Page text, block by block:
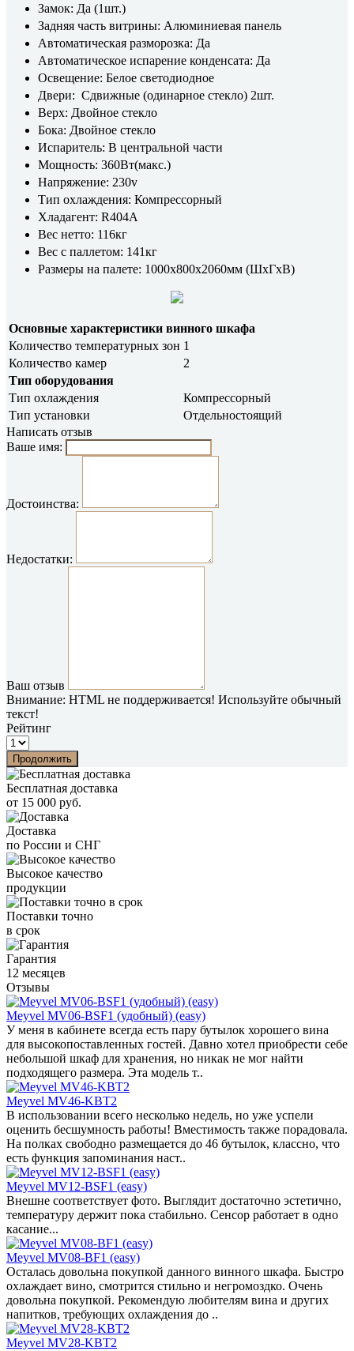
Замок: Да (1шт.)
Задняя часть витрины: Алюминиевая панель
Автоматическая разморозка: Да
Автоматическое испарение конденсата: Да
Освещение: Белое светодиодное
Двери: Сдвижные (одинарное стекло) 2шт.
Верх: Двойное стекло
Бока: Двойное стекло
Испаритель: В центральной части
Мощность: 360Вт(макс.)
Напряжение: 230v
Тип охлаждения: Компрессорный
Хладагент: R404A
Вес нетто: 116кг
Вес с паллетом: 141кг
Размеры на палете: 1000x800x2060мм (ШхГхВ)
Основные характеристики винного шкафа
Количество температурных зон 1
Количество камер
2
Тип оборудования
Тип охлаждения
Компрессорный
Тип установки
Отдельностоящий
Написать отзыв
Ваше имя:
Достоинства:
Недостатки:
Ваш отзыв
Внимание: HTML не поддерживается! Используйте обычный
текст!
Рейтинг
Продолжить
Бесплатная доставка
от 15 000 руб.
Доставка
по России и СНГ
Высокое качество
продукции
Поставки точно
в срок
Гарантия
12 месяцев
Отзывы
Meyvel MV06-BSF1 (удобный) (easy)
У меня в кабинете всегда есть пару бутылок хорошего вина
для высокопоставленных гостей. Давно хотел приобрести себе
небольшой шкаф для хранения, но никак не мог найти
подходящего размера. Эта модель т..
Meyvel MV46-KBT2
В использовании всего несколько недель, но уже успели
оценить бесшумность работы! Вместимость также порадовала.
На полках свободно размещается до 46 бутылок, классно, что
есть функция запоминания наст..
Meyvel MV12-BSF1 (easy)
Внешне соответствует фото. Выглядит достаточно эстетично,
температуру держит пока стабильно. Сенсор работает в одно
касание...
Meyvel MV08-BF1 (easy)
Осталась довольна покупкой данного винного шкафа. Быстро
охлаждает вино, смотрится стильно и негромоздко. Очень
довольна покупкой. Рекомендую любителям вина и других
напитков, требующих охлаждения до ..
Meyvel MV28-KBT2